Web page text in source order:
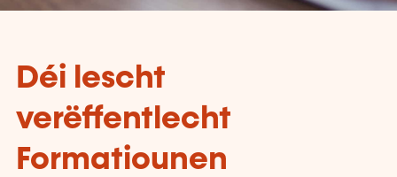
Déi lescht
verëffentlecht
Formatiounen